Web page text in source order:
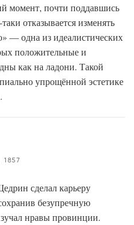
момент, почти поддавшись
отказывается изменять
— одна из идеалистических
положительные и
как на ладони. Такой
упрощённой эстетике
1857
сделал карьеру
безупречную
нравы провинции.